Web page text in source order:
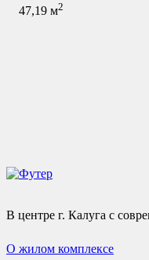
47,19 м2
В центре г. Калуга с
О жилом комплексе